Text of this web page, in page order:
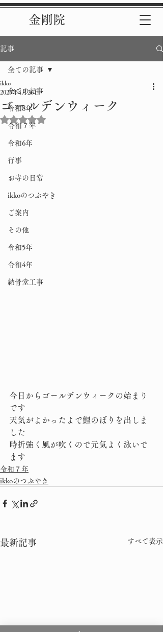
金剛院
記事
全ての記事
令和8年
令和７年
令和6年
行事
お寺の日常
ikkoのつぶやき
ご案内
その他
令和5年
令和4年
納骨堂工事
全ての記事
ゴールデンウィーク
ikko
2025年4月26日
5つ星のうちNaNと評価されています。
今日からゴールデンウィークの始まり
です
天気がよかったよで鯉のぼりを出しま
した
時折強く風が吹くので元気よく泳いで
ます
令和７年
ikkoのつぶやき
最新記事 すべて表示